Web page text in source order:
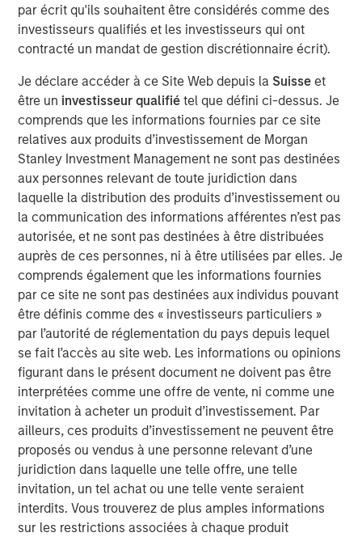
par écrit qu'ils souhaitent être considérés comme des
investisseurs qualifiés et les investisseurs qui ont
contracté un mandat de gestion discrétionnaire écrit).
Je déclare accéder à ce Site Web depuis la Suisse et
être un investisseur qualifiétel que défini ci-dessus. Je
comprends que les informations fournies par ce site
relatives aux produits d’investissement de Morgan
Stanley Investment Management ne sont pas destinées
aux personnes relevant de toute juridiction dans
laquelle la distribution des produits d’investissement ou
la communication des informations afférentes n’est pas
autorisée, et ne sont pas destinées à être distribuées
auprès de ces personnes, ni à être utilisées par elles. Je
comprends également que les informations fournies
par ce site ne sont pas destinées aux individus pouvant
être définis comme des « investisseurs particuliers »
par l’autorité de réglementation du pays depuis lequel
se fait l’accès au site web. Les informations ou opinions
figurant dans le présent document ne doivent pas être
interprétées comme une offre de vente, ni comme une
invitation à acheter un produit d’investissement. Par
ailleurs, ces produits d’investissement ne peuvent être
proposés ou vendus à une personne relevant d’une
juridiction dans laquelle une telle offre, une telle
invitation, un tel achat ou une telle vente seraient
interdits. Vous trouverez de plus amples informations
sur les restrictions associées à chaque produit
Idées liées
There’s a New Sheriff in Town: Culture
Change at the Fed
CARON’S CORNER
The Blurred Lines Between Growth and Value
Create an Investment Opportunity
CARON’S CORNER
Adapting to a Structurally Higher Nominal
World
The Author
Jim Caron
Managing Director